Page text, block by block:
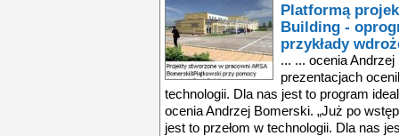
Platformą
Building -
przykłady
... ... ocenia
prezentacjach
technologii. Dla nas jest to program
ocenia Andrzej Bomerski. „Już po
jest to przełom w technologii. Dla nas